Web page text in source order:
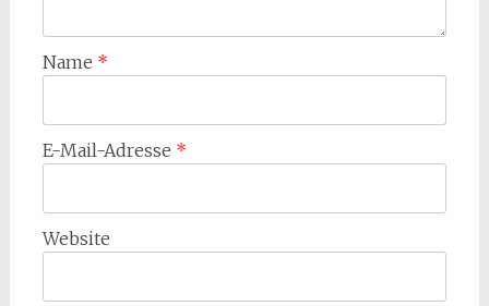
Name *
E-Mail-Adresse *
Website